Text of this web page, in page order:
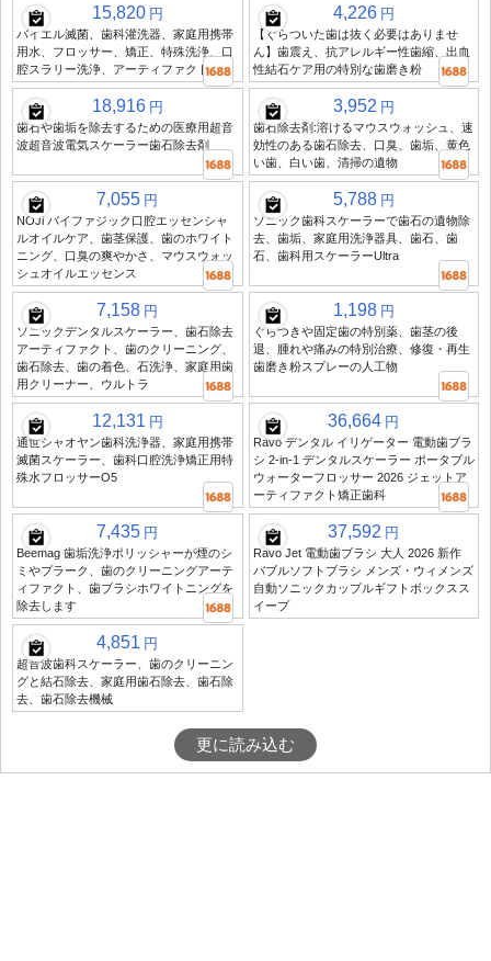
15,820 円
バイエル滅菌、歯科灌洗器、家庭用携帯
用水、フロッサー、矯正、特殊洗浄、口
腔スラリー洗浄、アーティファクト
4,226 円
【ぐらついた歯は抜く必要はありませ
ん】歯震え、抗アレルギー性歯縮、出血
性結石ケア用の特別な歯磨き粉
18,916 円
歯石や歯垢を除去するための医療用超音
波超音波電気スケーラー歯石除去剤
3,952 円
歯石除去剤:溶けるマウスウォッシュ、速
効性のある歯石除去、口臭、歯垢、黄色
い歯、白い歯、清掃の遺物
7,055 円
NOJi バイファジック口腔エッセンシャ
ルオイルケア、歯茎保護、歯のホワイト
ニング、口臭の爽やかさ、マウスウォッ
シュオイルエッセンス
5,788 円
ソニック歯科スケーラーで歯石の遺物除
去、歯垢、家庭用洗浄器具、歯石、歯
石、歯科用スケーラーUltra
7,158 円
ソニックデンタルスケーラー、歯石除去
アーティファクト、歯のクリーニング、
歯石除去、歯の着色、石洗浄、家庭用歯
用クリーナー、ウルトラ
1,198 円
ぐらつきや固定歯の特別薬、歯茎の後
退、腫れや痛みの特別治療、修復・再生
歯磨き粉スプレーの人工物
12,131 円
通世シャオヤン歯科洗浄器、家庭用携帯
滅菌スケーラー、歯科口腔洗浄矯正用特
殊水フロッサーO5
36,664 円
Ravo デンタル イリゲーター 電動歯ブラ
シ 2-in-1 デンタルスケーラー ポータブル
ウォーターフロッサー 2026 ジェットア
ーティファクト矯正歯科
7,435 円
Beemag 歯垢洗浄ポリッシャーが煙のシ
ミやプラーク、歯のクリーニングアーテ
ィファクト、歯ブラシホワイトニングを
除去します
37,592 円
Ravo Jet 電動歯ブラシ 大人 2026 新作
バブルソフトブラシ メンズ・ウィメンズ
自動ソニックカップルギフトボックスス
イープ
4,851 円
超音波歯科スケーラー、歯のクリーニン
グと結石除去、家庭用歯石除去、歯石除
去、歯石除去機械
更に読み込む